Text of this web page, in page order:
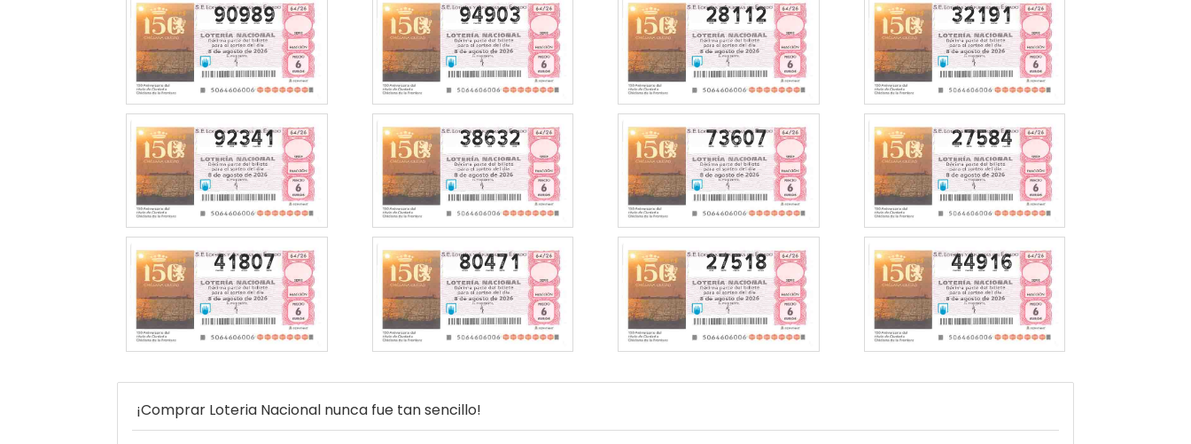
90989 94903 28112 32191
92341 38632 73607 27584
41807 80471 27518 44916
¡Comprar Loteria Nacional nunca fue tan sencillo!